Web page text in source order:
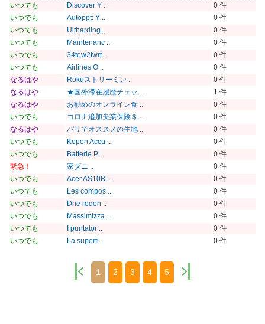
いつでも
Discover Y ..
0 件
いつでも
Autoppt: Y ..
0 件
いつでも
Uitharding ..
0 件
いつでも
Maintenanc ..
0 件
いつでも
34tew2twrt ..
0 件
いつでも
Airlines O ..
0 件
なるはや
Rokuストリーミン ..
0 件
なるはや
★国外滞在履歴チェッ ..
1 件
なるはや
お勧めのオンライン食 ..
0 件
いつでも
コロナ追加失業保険＄ ..
0 件
なるはや
パリでオススメの生地 ..
0 件
いつでも
Kopen Accu ..
0 件
いつでも
Batterie P ..
0 件
緊急！
家ダニ ..
0 件
いつでも
Acer AS10B ..
0 件
いつでも
Les compos ..
0 件
いつでも
Drie reden ..
0 件
いつでも
Massimizza ..
0 件
いつでも
I puntator ..
0 件
いつでも
La superfi .. 0 件
1 2 3 4 5